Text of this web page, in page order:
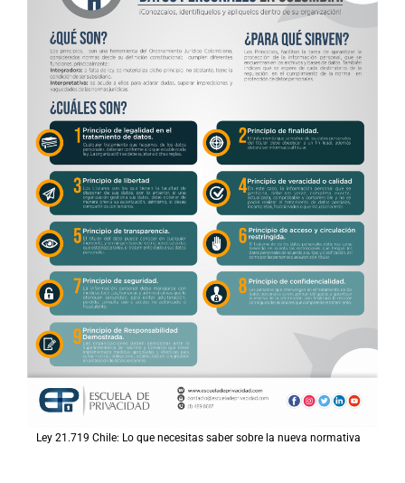
Ley 21.719 Chile: Lo que necesitas saber sobre la nueva normativa